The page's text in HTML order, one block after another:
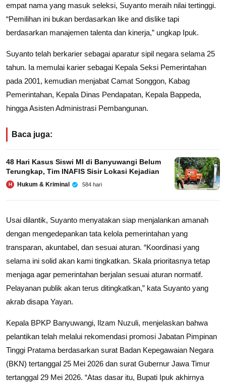
empat nama yang masuk seleksi, Suyanto meraih nilai tertinggi.
“Pemilihan ini bukan berdasarkan like and dislike tapi
berdasarkan manajemen talenta dan kinerja,” ungkap Ipuk.
Suyanto telah berkarier sebagai aparatur sipil negara selama 25
tahun. Ia memulai karier sebagai Kepala Seksi Pemerintahan
pada 2001, kemudian menjabat Camat Songgon, Kabag
Pemerintahan, Kepala Dinas Pendapatan, Kepala Bappeda,
hingga Asisten Administrasi Pembangunan.
Baca juga:
48 Hari Kasus Siswi MI di Banyuwangi Belum
Terungkap, Tim INAFIS Sisir Lokasi Kejadian
H Hukum & Kriminal 584 hari
Usai dilantik, Suyanto menyatakan siap menjalankan amanah
dengan mengedepankan tata kelola pemerintahan yang
transparan, akuntabel, dan sesuai aturan. “Koordinasi yang
selama ini solid akan kami tingkatkan. Skala prioritasnya tetap
menjaga agar pemerintahan berjalan sesuai aturan normatif.
Pelayanan publik akan terus ditingkatkan,” kata Suyanto yang
akrab disapa Yayan.
Kepala BPKP Banyuwangi, Ilzam Nuzuli, menjelaskan bahwa
pelantikan telah melalui rekomendasi promosi Jabatan Pimpinan
Tinggi Pratama berdasarkan surat Badan Kepegawaian Negara
(BKN) tertanggal 25 Mei 2026 dan surat Gubernur Jawa Timur
tertanggal 29 Mei 2026. “Atas dasar itu, Bupati Ipuk akhirnya